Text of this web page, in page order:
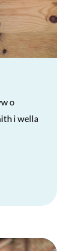
o
i wella